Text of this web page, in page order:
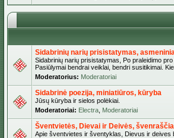
Sidabrinių narių prisistatymas,
Sidabrinių narių prisistatymas, Po praleidimo
Pasiūlymai bendrai veiklai, bendri susitikimai.
Moderatorius: Moderatoriai
Sidabrinė poezija, miniatiūros, kūryba
Jūsų kūryba ir sielos polėkiai.
Moderatoriai: Electra Moderatoriai
Šventvietės, Dievai ir Deivės,
Apie šventvietes ir šventyklas, Dievus ir deives